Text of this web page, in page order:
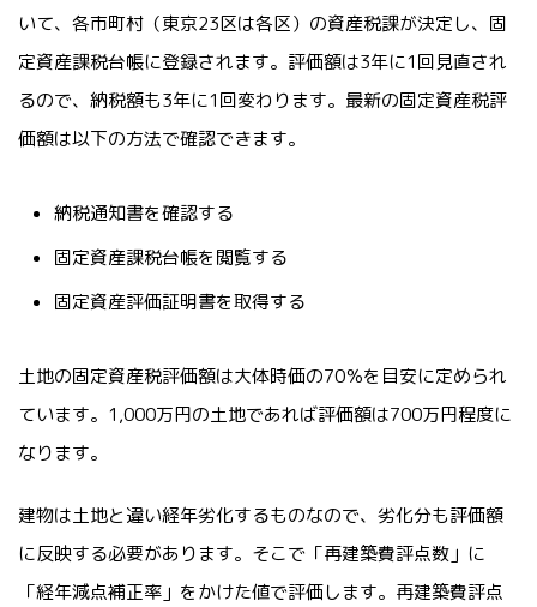
いて、各市町村（東京23区は各区）の資産税課が決定し、固
定資産課税台帳に登録されます。評価額は3年に1回見直され
るので、納税額も3年に1回変わります。最新の固定資産税評
価額は以下の方法で確認できます。
納税通知書を確認する
固定資産課税台帳を閲覧する
固定資産評価証明書を取得する
土地の固定資産税評価額は大体時価の70％を目安に定められ
ています。1,000万円の土地であれば評価額は700万円程度に
なります。
建物は土地と違い経年劣化するものなので、劣化分も評価額
に反映する必要があります。そこで「再建築費評点数」に
「経年減点補正率」をかけた値で評価します。再建築費評点